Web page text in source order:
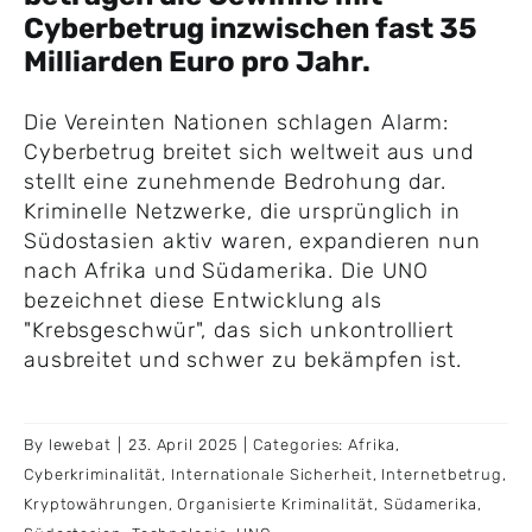
Cyberbetrug inzwischen fast 35
Milliarden Euro pro Jahr.
Die Vereinten Nationen schlagen Alarm:
Cyberbetrug breitet sich weltweit aus und
stellt eine zunehmende Bedrohung dar.
Kriminelle Netzwerke, die ursprünglich in
Südostasien aktiv waren, expandieren nun
nach Afrika und Südamerika. Die UNO
bezeichnet diese Entwicklung als
"Krebsgeschwür", das sich unkontrolliert
ausbreitet und schwer zu bekämpfen ist.
By lewebat 23. April 2025 Categories:Afrika ,
Cyberkriminalität, Internationale Sicherheit, Internetbetrug ,
Kryptowährungen ,Organisierte Kriminalität, Südamerika ,